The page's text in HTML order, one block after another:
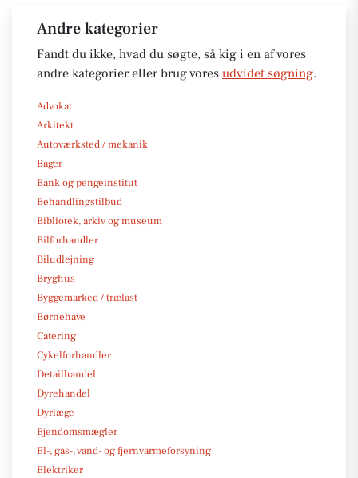
Andre kategorier
Fandt du ikke, hvad du søgte, så kig i en af vores
andre kategorier eller brug vores udvidet søgning.
Advokat
Arkitekt
Autoværksted / mekanik
Bager
Bank og pengeinstitut
Behandlingstilbud
Bibliotek, arkiv og museum
Bilforhandler
Biludlejning
Bryghus
Byggemarked / trælast
Børnehave
Catering
Cykelforhandler
Detailhandel
Dyrehandel
Dyrlæge
Ejendomsmægler
El-, gas-, vand- og fjernvarmeforsyning
Elektriker